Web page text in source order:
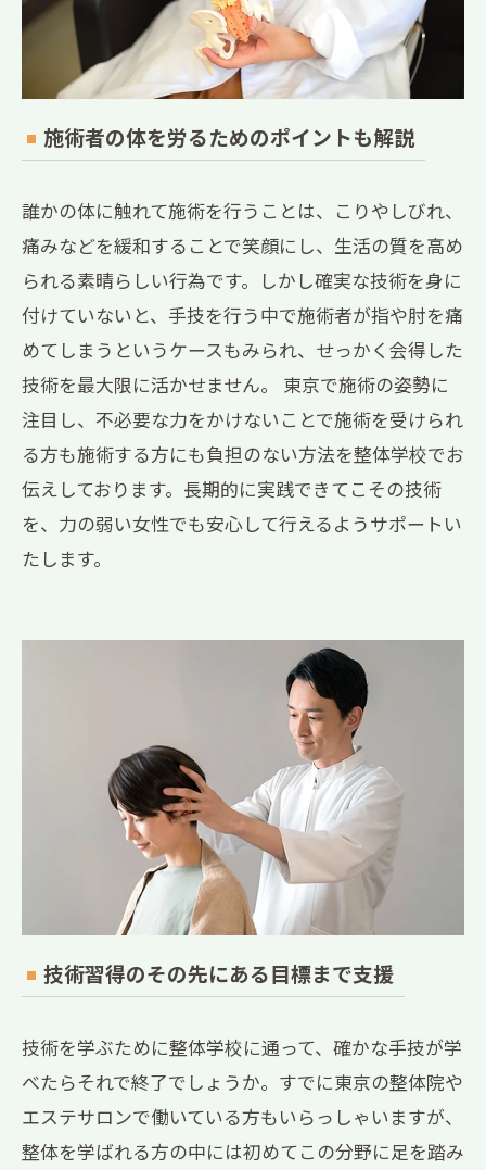
施術者の体を労るためのポイントも解説
誰かの体に触れて施術を行うことは、こりやしびれ、
痛みなどを緩和することで笑顔にし、生活の質を高め
られる素晴らしい行為です。しかし確実な技術を身に
付けていないと、手技を行う中で施術者が指や肘を痛
めてしまうというケースもみられ、せっかく会得した
技術を最大限に活かせません。 東京で施術の姿勢に
注目し、不必要な力をかけないことで施術を受けられ
る方も施術する方にも負担のない方法を整体学校でお
伝えしております。長期的に実践できてこその技術
を、力の弱い女性でも安心して行えるようサポートい
たします。
技術習得のその先にある目標まで支援
技術を学ぶために整体学校に通って、確かな手技が学
べたらそれで終了でしょうか。すでに東京の整体院や
エステサロンで働いている方もいらっしゃいますが、
整体を学ばれる方の中には初めてこの分野に足を踏み